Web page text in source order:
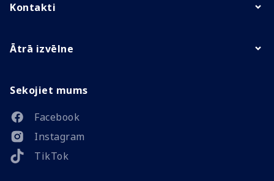
Kontakti
Ātrā izvēlne
Sekojiet mums
Facebook
Instagram
TikTok